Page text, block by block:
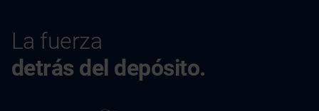
La fuerza
detrás del depósito.